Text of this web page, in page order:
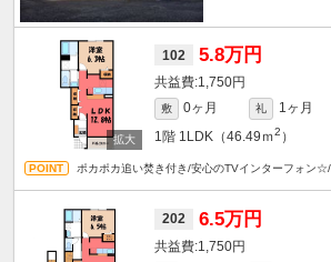
102 5.8万円
1,750円
敷 0ヶ月 礼
1ヶ月
1階 1LDK（46.49ｍ2 ）
ポカポカ追い焚き付き/安心のTVインターフォン☆/
202 6.5万円
1,750円